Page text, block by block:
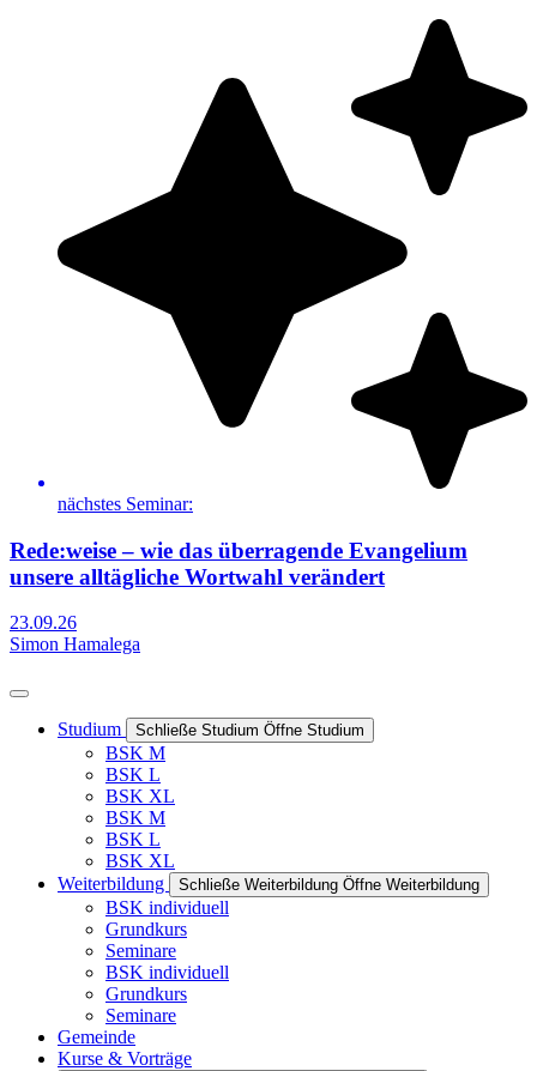
nächstes Seminar:
Rede:weise – wie das überragende Evangelium
unsere alltägliche Wortwahl verändert
23.09.26
Simon Hamalega
Studium Schließe Studium Öffne Studium
BSK M
BSK L
BSK XL
BSK M
BSK L
BSK XL
Weiterbildung
Schließe Weiterbildung Öffne Weiterbildung
BSK individuell
Grundkurs
Seminare
BSK individuell
Grundkurs
Seminare
Gemeinde
Kurse & Vorträge